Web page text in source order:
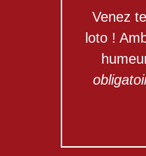
Venez
loto !